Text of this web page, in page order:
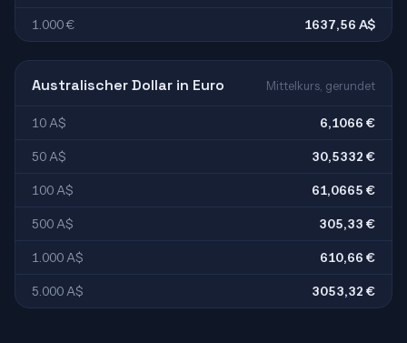
1.000 € 1637,56 A$
Australischer Dollar in Euro Mittelkurs, gerundet
10 A$ 6,1066 €
50 A$ 30,5332 €
100 A$ 61,0665 €
500 A$ 305,33 €
1.000 A$ 610,66 €
5.000 A$ 3053,32 €